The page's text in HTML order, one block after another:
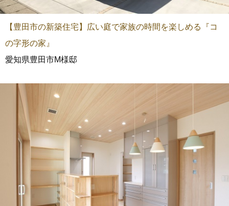
【豊田市の新築住宅】広い庭で家族の時間を楽しめる『コ
の字形の家』
愛知県豊田市M様邸